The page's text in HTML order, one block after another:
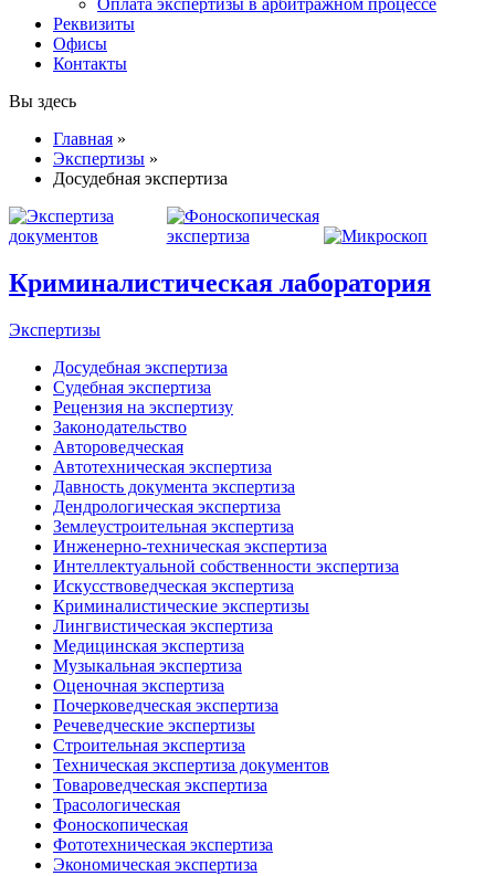
Оплата экспертизы в арбитражном процессе
Реквизиты
Офисы
Контакты
Вы здесь
Главная »
Экспертизы »
Досудебная экспертиза
Криминалистическая лаборатория
Экспертизы
Досудебная экспертиза
Судебная экспертиза
Рецензия на экспертизу
Законодательство
Автороведческая
Автотехническая экспертиза
Давность документа экспертиза
Дендрологическая экспертиза
Землеустроительная экспертиза
Инженерно-техническая экспертиза
Интеллектуальной собственности экспертиза
Искусствоведческая экспертиза
Криминалистические экспертизы
Лингвистическая экспертиза
Медицинская экспертиза
Музыкальная экспертиза
Оценочная экспертиза
Почерковедческая экспертиза
Речеведческие экспертизы
Строительная экспертиза
Техническая экспертиза документов
Товароведческая экспертиза
Трасологическая
Фоноскопическая
Фототехническая экспертиза
Экономическая экспертиза